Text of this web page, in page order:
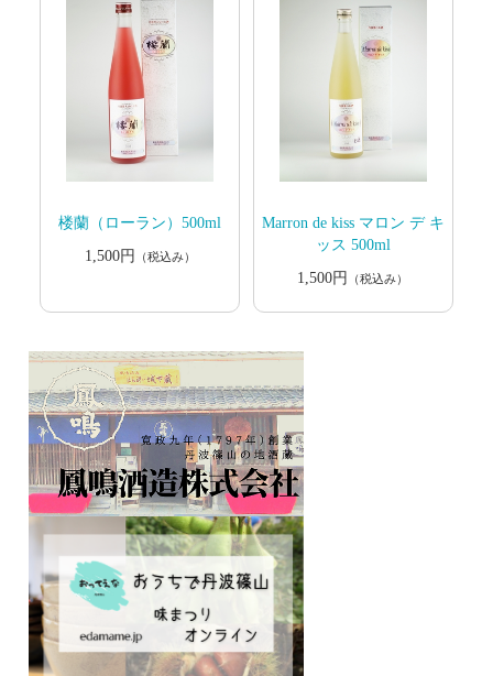
楼蘭（ローラン）500ml
1,500円
（税込み）
Marron de kiss マロン デ キ
ッス 500ml
1,500円
（税込み）